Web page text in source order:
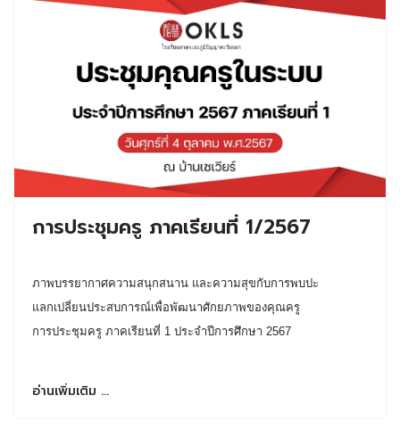
การประชุมครู ภาคเรียนที่ 1/2567
ภาพบรรยากาศความสนุกสนาน และความสุขกับการพบปะ
แลกเปลี่ยนประสบการณ์เพื่อพัฒนาศักยภาพของคุณครู
การประชุมครู ภาคเรียนที่ 1 ประจำปีการศึกษา 2567
อ่านเพิ่มเติม …